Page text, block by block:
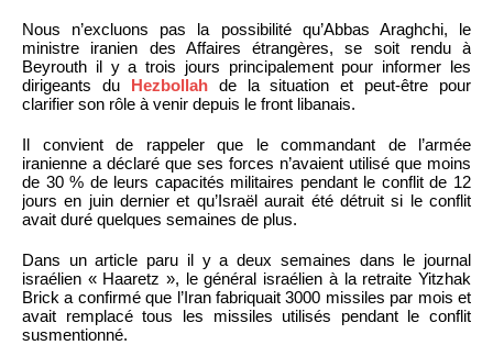
Nous n’excluons pas la possibilité qu’Abbas Araghchi, le
ministre iranien des Affaires étrangères, se soit rendu à
Beyrouth il y a trois jours principalement pour informer les
dirigeants du Hezbollahde la situation et peut-être pour
clarifier son rôle à venir depuis le front libanais.
Il convient de rappeler que le commandant de l’armée
iranienne a déclaré que ses forces n’avaient utilisé que moins
de 30 % de leurs capacités militaires pendant le conflit de 12
jours en juin dernier et qu’Israël aurait été détruit si le conflit
avait duré quelques semaines de plus.
Dans un article paru il y a deux semaines dans le journal
israélien « Haaretz », le général israélien à la retraite Yitzhak
Brick a confirmé que l’Iran fabriquait 3000 missiles par mois et
avait remplacé tous les missiles utilisés pendant le conflit
susmentionné.